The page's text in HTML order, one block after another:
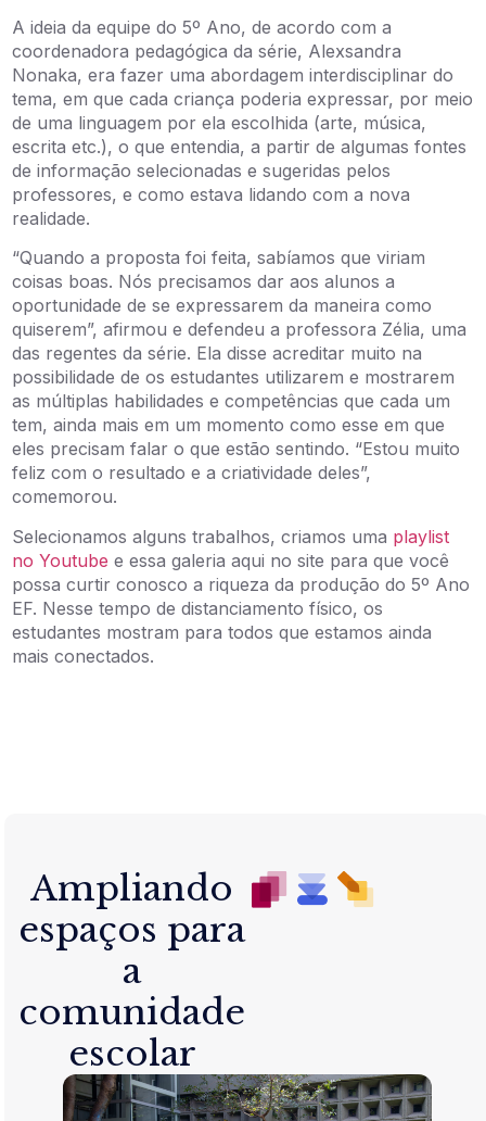
A ideia da equipe do 5º Ano, de acordo com a
coordenadora pedagógica da série, Alexsandra
Nonaka, era fazer uma abordagem interdisciplinar do
tema, em que cada criança poderia expressar, por meio
de uma linguagem por ela escolhida (arte, música,
escrita etc.), o que entendia, a partir de algumas fontes
de informação selecionadas e sugeridas pelos
professores, e como estava lidando com a nova
realidade.
“Quando a proposta foi feita, sabíamos que viriam
coisas boas. Nós precisamos dar aos alunos a
oportunidade de se expressarem da maneira como
quiserem”, afirmou e defendeu a professora Zélia, uma
das regentes da série. Ela disse acreditar muito na
possibilidade de os estudantes utilizarem e mostrarem
as múltiplas habilidades e competências que cada um
tem, ainda mais em um momento como esse em que
eles precisam falar o que estão sentindo. “Estou muito
feliz com o resultado e a criatividade deles”,
comemorou.
Selecionamos alguns trabalhos, criamos uma playlist
no Youtube e essa galeria aqui no site para que você
possa curtir conosco a riqueza da produção do 5º Ano
EF. Nesse tempo de distanciamento físico, os
estudantes mostram para todos que estamos ainda
mais conectados.
Ampliando
espaços para
a
comunidade
escolar